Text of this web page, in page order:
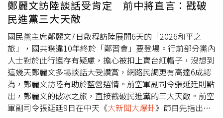
度，「我平常都喝無糖，最多加一點珍珠而已，後來決定直
接交給飲料店，畢竟還是要符合大家口味。」馬千惠坦言當
初都沒料到事情會兌現，「但這次就是大家吃得開心，也是
放鬆心情的一種。」至於日後若再被拱著要打賭，她立刻笑
喊：「之後再被問我一定會三思，不會這麼快就答應。」
鄭麗文訪陸談話受肯定 前中將直言：戳破
民進黨三大天敵
國民黨主席鄭麗文7日啟程訪陸展開6天的「2026和平之
旅」，國共睽違10年終於「鄭習會」要登場。行前部分黨內
人士對於此行還存有疑慮，擔心被扣上賣台紅帽子，沒想到
這幾天鄭麗文多場談話大受讚賞，網路民調更有高達6成認
為，鄭麗文訪陸有助於藍營選情。前空軍副司令張延廷則點
出，鄭麗文的破冰之旅，直接戳破民進黨的三大天敵。前空
軍副司令張延廷9日在中天《大新聞大爆卦》節目先指出，